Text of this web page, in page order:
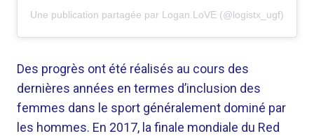
Une publication partagée par Logan.LoVE (@logistx_ugf)
Des progrès ont été réalisés au cours des
dernières années en termes d’inclusion des
femmes dans le sport généralement dominé par
les hommes. En 2017, la finale mondiale du Red